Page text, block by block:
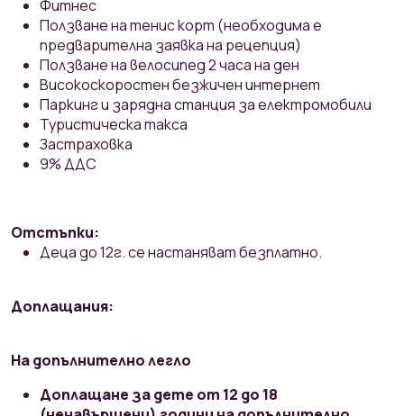
Фитнес
Ползване на тенис корт (необходима е
предварителна заявка на рецепция)
Ползване на велосипед 2 часа на ден
Високоскоростен безжичен интернет
Паркинг и зарядна станция за електромобили
Туристическа такса
Застраховка
9% ДДС
Отстъпки:
Деца до 12г. се настаняват безплатно.
Доплащания:
На допълнително легло
Доплащане за дете от 12 до 18